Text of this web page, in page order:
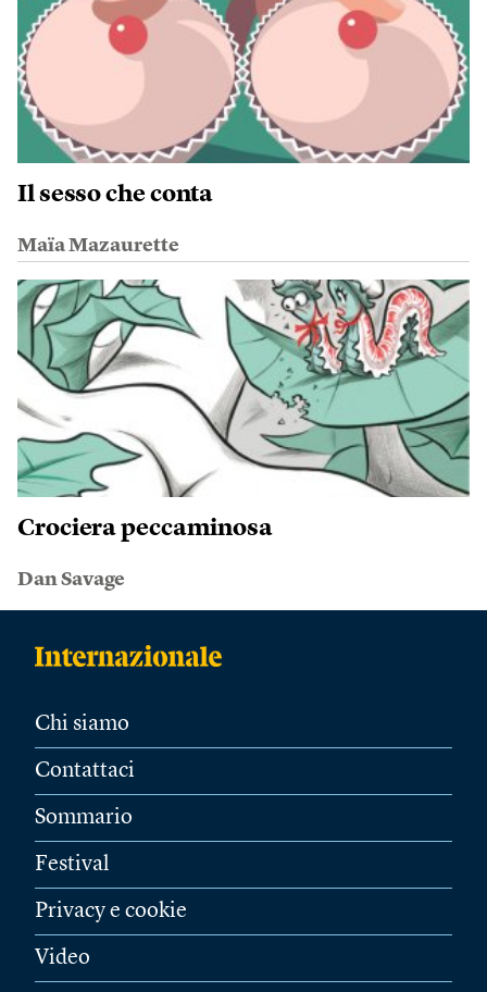
Il sesso che conta
Maïa Mazaurette
Crociera peccaminosa
Dan Savage
Chi siamo
Contattaci
Sommario
Festival
Privacy e cookie
Video